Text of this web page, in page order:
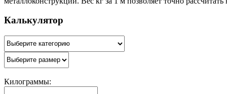
Калькулятор
Килограммы: